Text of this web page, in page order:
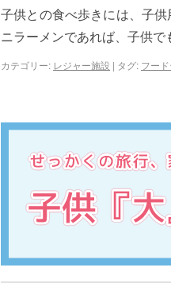
子供との食べ歩きには、子
ニラーメンであれば、子供
カテゴリー: レジャー施設 | タグ: フー